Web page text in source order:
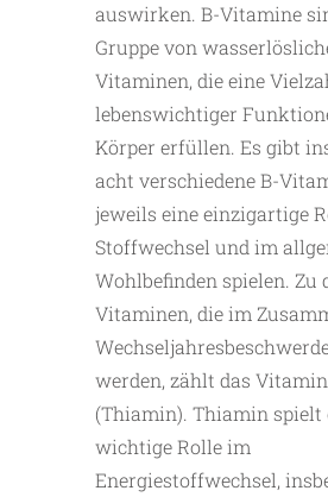
auswirken. B-Vitamine
Gruppe von
Vitaminen, die eine
lebenswichtiger
Körper erfüllen. Es gibt
acht verschiedene B-
jeweils eine einzigartige
Stoffwechsel und im
Wohlbefinden spielen. Zu
Vitaminen, die im
werden, zählt das Vitamin
(Thiamin). Thiamin spielt
wichtige Rolle im
Energiestoffwechsel,